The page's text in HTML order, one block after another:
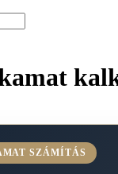
SZÁMÍTÁS